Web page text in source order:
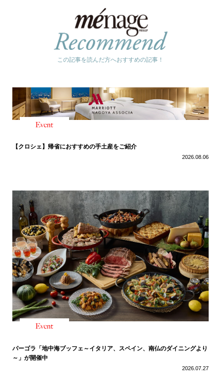
この記事を読んだ方へおすすめの記事！
【クロシェ】帰省におすすめの手土産をご紹介
2026.08.06
パーゴラ「地中海ブッフェ～イタリア、スペイン、南仏のダイニングより
～」が開催中
2026.07.27